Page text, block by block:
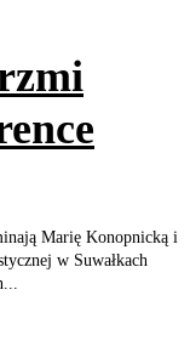
Marię Konopnicką i
w Suwałkach